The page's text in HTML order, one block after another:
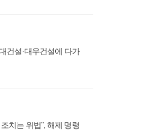
건설·대우건설에 다가
치는 위법", 해제 명령